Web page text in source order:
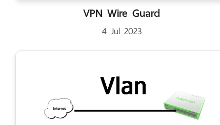
VPN Wire Guard
4 Jul 2023